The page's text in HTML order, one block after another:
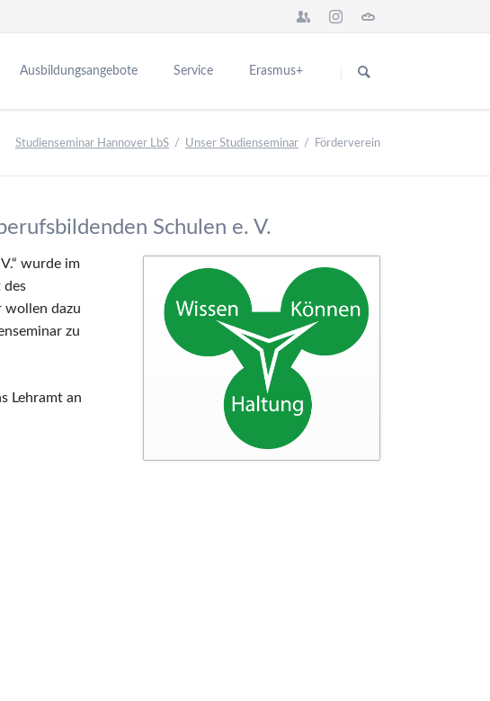
überspringen
Ausbildungsangebote
Seminarzeiten
Partner in der Ausbildung
Service
für Ausbildungsschulen
Erasmus+
Network BBS Europe
Teilnehmerberichte
Introduction City and College
Studienseminar Hannover LbS Unser Studienseminar Förderverein
Schulen e. V.
wurde im
des
wollen dazu
zu
Lehramt an